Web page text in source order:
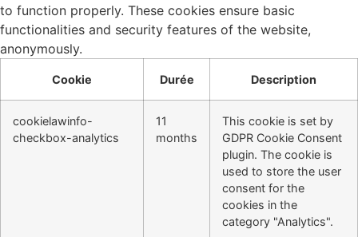
to function properly. These cookies ensure basic
functionalities and security features of the website,
anonymously.
Cookie Durée Description
cookielawinfo-
checkbox-analytics
11
months
This cookie is set by
GDPR Cookie Consent
plugin. The cookie is
used to store the user
consent for the
cookies in the
category "Analytics".